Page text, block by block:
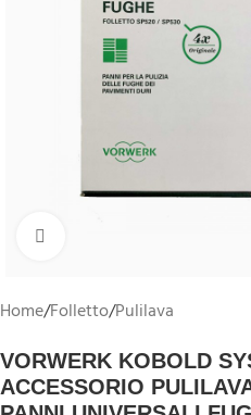
Home/Folletto/Pulilava
VORWERK KOBOLD
ACCESSORIO